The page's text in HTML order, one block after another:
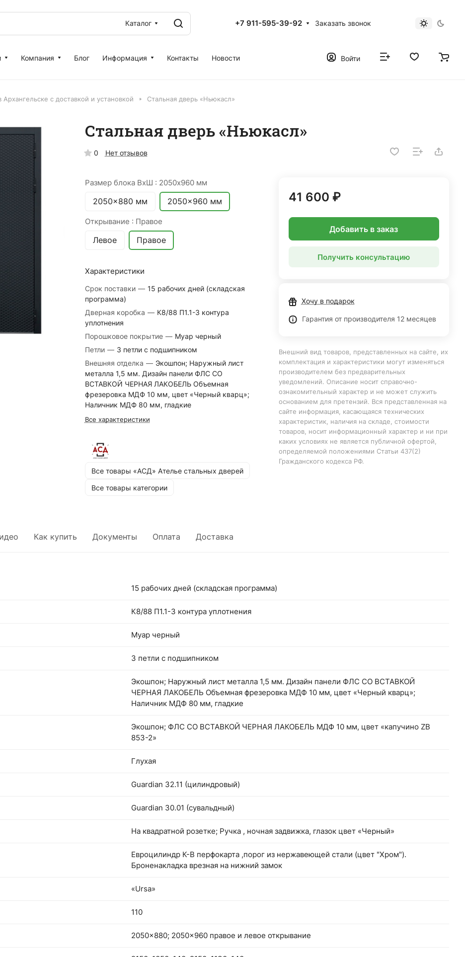
Каталог +7 911-595-39-92 Заказать звонок
Компания Блог Информация Контакты Новости Войти
с доставкой и установкой Стальная дверь «Ньюкасл»
Стальная дверь «Ньюкасл»
0 Нет отзывов
Размер блока ВхШ : 2050x960 мм
2050x880 мм 2050x960 мм
Открывание : Правое
Левое Правое
Характеристики
Срок поставки — 15 рабочих дней (складская
программа)
Дверная коробка — К8/88 П1.1-3 контура
уплотнения
Порошковое покрытие — Муар черный
Петли — 3 петли с подшипником
Внешняя отделка — Экошпон; Наружный лист
металла 1,5 мм. Дизайн панели ФЛС СО
ВСТАВКОЙ ЧЕРНАЯ ЛАКОБЕЛЬ Объемная
фрезеровка МДФ 10 мм, цвет «Черный кварц»;
Наличник МДФ 80 мм, гладкие
Все характеристики
Все товары «АСД» Ателье стальных дверей
Все товары категории
41 600 ₽
Добавить в заказ
Получить консультацию
Хочу в подарок
Гарантия от производителя 12 месяцев
Внешний вид товаров, представленных на сайте, их
комплектация и характеристики могут изменяться
производителем без предварительных
уведомлений. Описание носит справочно-
ознакомительный характер и не может служить
основанием для претензий. Вся представленная на
сайте информация, касающаяся технических
характеристик, наличия на складе, стоимости
товаров, носит информационный характер и ни при
каких условиях не является публичной офертой,
определяемой положениями Статьи 437(2)
Гражданского кодекса РФ.
Как купить Документы Оплата Доставка
15 рабочих дней (складская программа)
К8/88 П1.1-3 контура уплотнения
Муар черный
3 петли с подшипником
Экошпон; Наружный лист металла 1,5 мм. Дизайн панели ФЛС СО ВСТАВКОЙ
ЧЕРНАЯ ЛАКОБЕЛЬ Объемная фрезеровка МДФ 10 мм, цвет «Черный кварц»;
Наличник МДФ 80 мм, гладкие
Экошпон; ФЛС СО ВСТАВКОЙ ЧЕРНАЯ ЛАКОБЕЛЬ МДФ 10 мм, цвет «капучино ZB
853-2»
Глухая
Guardian 32.11 (цилиндровый)
Guardian 30.01 (сувальдный)
На квадратной розетке; Ручка , ночная задвижка, глазок цвет «Черный»
Евроцилиндр К-В перфокарта ,порог из нержавеющей стали (цвет "Хром").
Броненакладка врезная на нижний замок
«Ursa»
110
2050x880; 2050x960 правое и левое открывание